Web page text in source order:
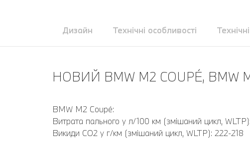
Дизайн Технічні особливості
НОВИЙ BMW М2 COUPÉ, BMW
BMW M2 Coupé:
Витрата пального у л/100 км (змішаний цикл,
Викиди CO2 у г/км (змішаний цикл, WLTP): 222-218